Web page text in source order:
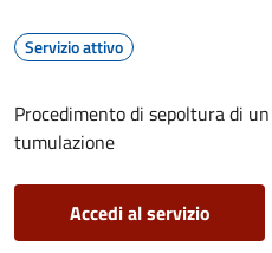
Servizio attivo
Procedimento di sepoltura di
tumulazione
Accedi al servizio